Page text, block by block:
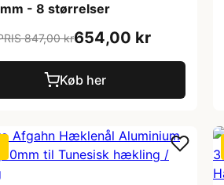
- 8 størrelser
847,00 kr654,00 kr
Køb her